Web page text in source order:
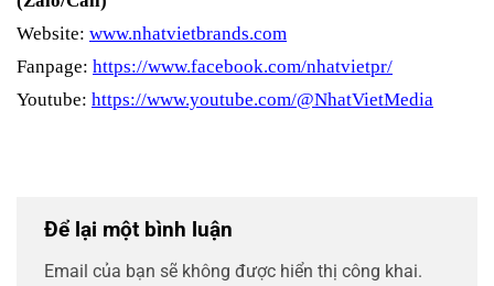
Website: www.nhatvietbrands.com
Fanpage: https://www.facebook.com/nhatvietpr/
Youtube: https://www.youtube.com/@NhatVietMedia
Để lại một bình luận
Email của bạn sẽ không được hiển thị công khai.